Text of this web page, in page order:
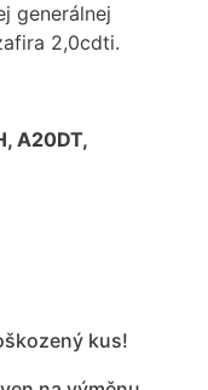
generálnej
2,0cdti.
A20DT,
kus!